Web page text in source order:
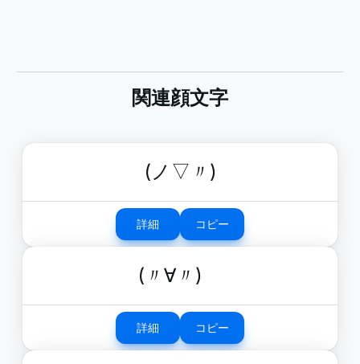
関連顔文字
(ノ▽〃)
詳細 コピー
(〃∀〃)ゞ
詳細 コピー